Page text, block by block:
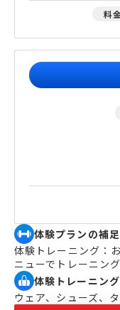
料
体験プランの補足
体験トレーニング：
ニューでトレーニング
体験トレーニン
ウェア、シューズ、